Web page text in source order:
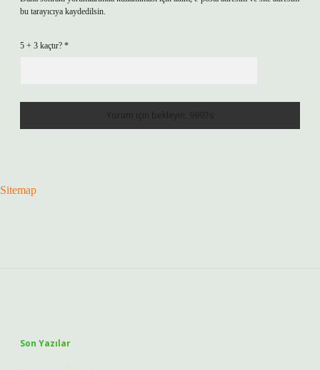
bu tarayıcıya kaydedilsin.
5 + 3 kaçtır? *
Sitemap
Son Yazılar